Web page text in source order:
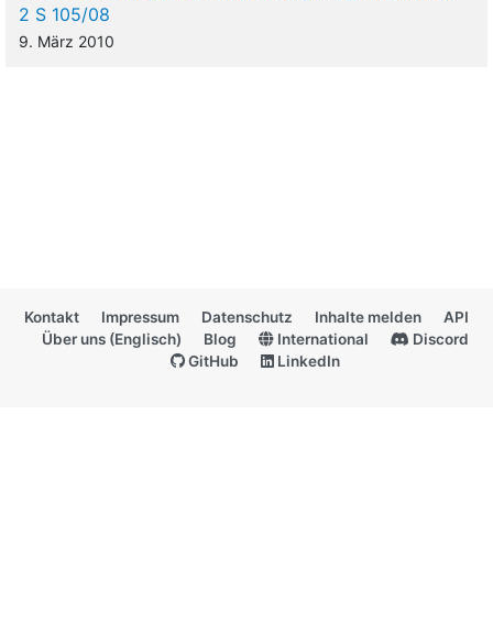
2 S 105/08
9. März 2010
Kontakt Impressum Datenschutz Inhalte melden
API
Über uns (Englisch)
Blog International
Discord
GitHub
LinkedIn